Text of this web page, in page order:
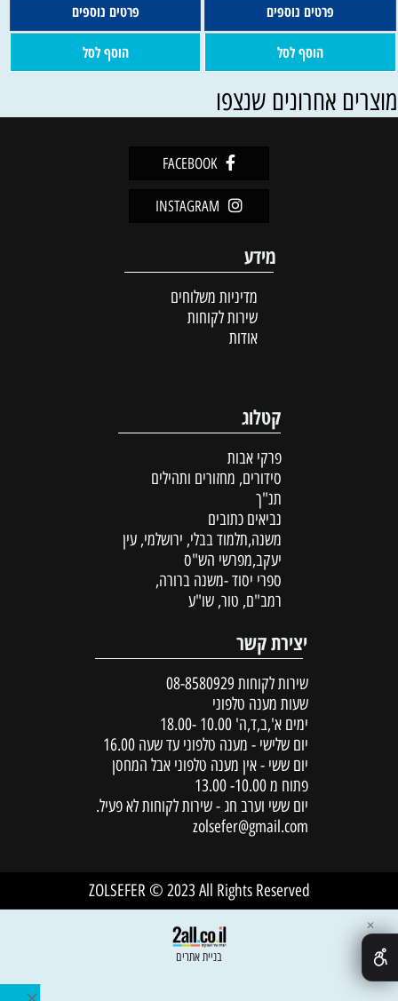
פרטים נוספים
הוסף לסל
פרטים נוספים
הוסף לסל
אחרונים שנצפו
FACEBOOK
INSTAGRAM
מידע
מדיניות משלוחים
שירות לקוחות
אודות
קטלוג
פרקי אבות
סידורים, מחזורים ותהילים
תנ"ך
נביאים כתובים
משנה,תלמוד בבלי, ירושלמי, עין
יעקב,מפרשי הש"ס
ספרי יסוד -משנה ברורה,
רמב"ם, טור, שו"ע
יצירת קשר
שירות לקוחות 08-8580929
שעות מענה טלפוני
ימים א',ב,ד,ה' 10.00 -18.00
יום שלישי - מענה טלפוני עד שעה 16.00
יום ששי - אין מענה טלפוני אבל המחסן
פתוח מ 10.00- 13.00
יום ששי וערב חג - שירות לקוחות לא פעיל.
zolsefer@gmail.com
ZOLSEFER © 2023 All Rights Reserved
בניית אתרים
✕